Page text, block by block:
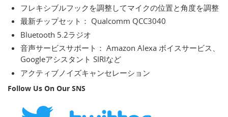
フレキシブルフックを調整してマイクの位置と角度を調整
最新チップセット： Qualcomm QCC3040
Bluetooth 5.2ラジオ
音声サービスサポート： Amazon Alexa ボイスサービス、
Googleアシスタント SIRIなど
アクティブノイズキャンセレーション
Follow Us On Our SNS